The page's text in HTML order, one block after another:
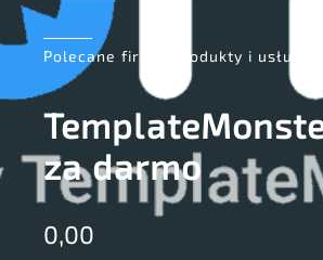
Polecane firmy, produkty i usługi
za darmo
0,00